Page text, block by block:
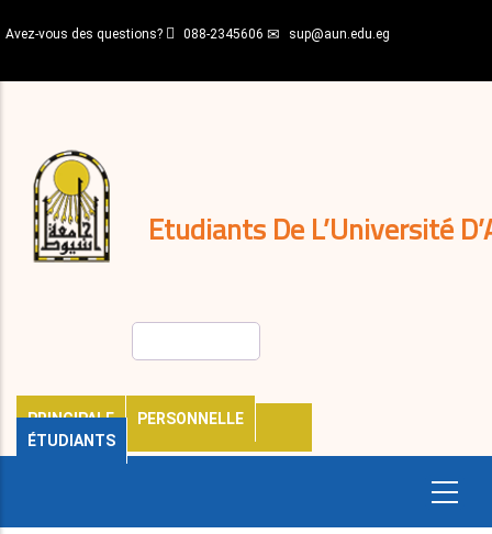
au
principal
Avez-vous des questions? 088-2345606 sup@aun.edu.eg
Etudiants De L’Université
PRINCIPALE
PERSONNELLE
ÉTUDIANTS
décisions
Expatriés
Journal